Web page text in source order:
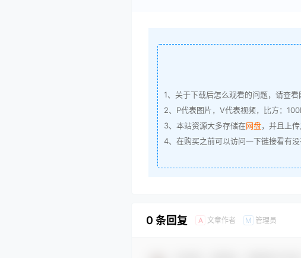
1、关于下载后怎么观看的问题，请查看
2、P代表图片，V代表视频，比方：
3、本站资源大多存储在网盘，并且上
4、在购买之前可以访问一下链接看有
0 条回复 A 文章作者 M 管理员